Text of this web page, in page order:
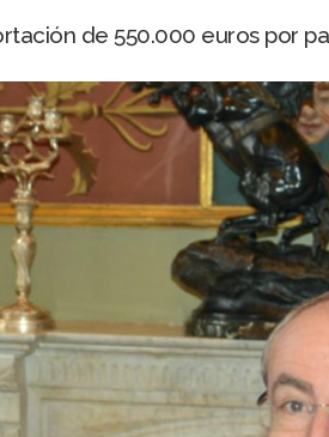
de 550.000 euros por